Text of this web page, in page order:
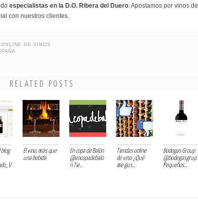
especialistas en la D.O. Ribera del Duero . Apostamos por vinos de
con nuestros clientes.
DE VINOS
RELATED POSTS
blog
El vino, más que
una bebida
En copa de Balón
@encopadebalo
n Tie...
Tiendas online
de vino: ¿Qué
me gus...
Bodegas Group
@bodegasgrup
Pequeños...